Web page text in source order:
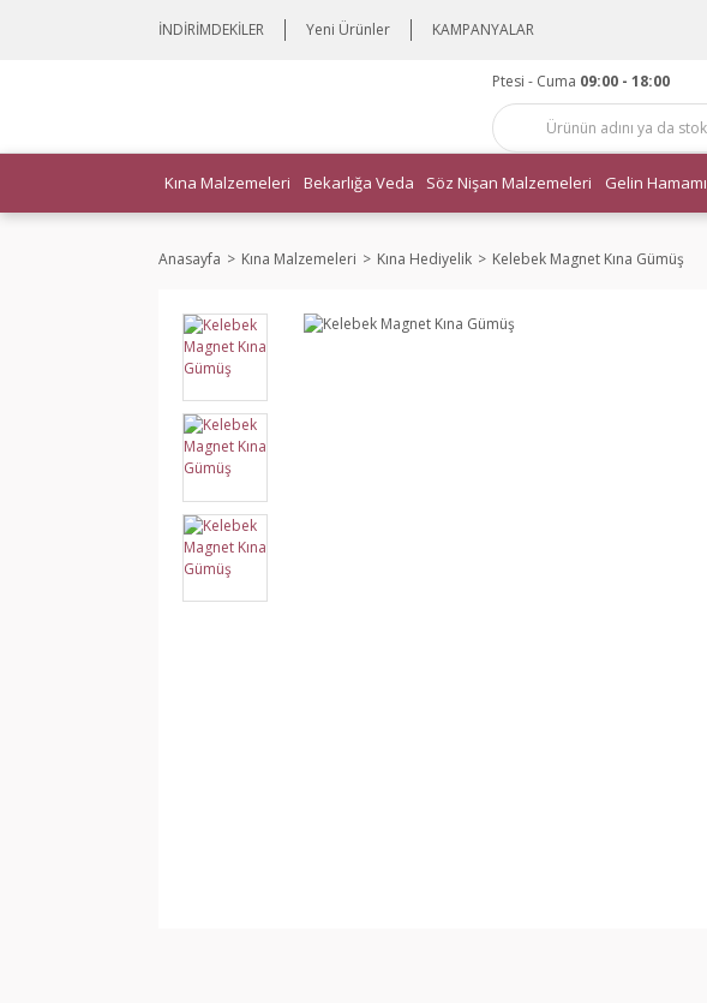
İNDİRİMDEKİLER Yeni Ürünler KAMPANYALAR
Ptesi - Cuma 09:00 - 18:00
Kına Malzemeleri Bekarlığa Veda Söz Nişan Malzemeleri Gelin Hamamı
Anasayfa Kına Malzemeleri Kına Hediyelik Kelebek Magnet Kına Gümüş